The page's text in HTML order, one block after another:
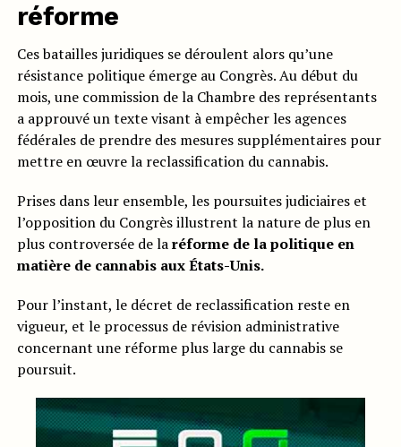
réforme
Ces batailles juridiques se déroulent alors qu’une
résistance politique émerge au Congrès. Au début du
mois, une commission de la Chambre des représentants
a approuvé un texte visant à empêcher les agences
fédérales de prendre des mesures supplémentaires pour
mettre en œuvre la reclassification du cannabis.
Prises dans leur ensemble, les poursuites judiciaires et
l’opposition du Congrès illustrent la nature de plus en
plus controversée de laréforme de la politique en
matière de cannabis aux États-Unis.
Pour l’instant, le décret de reclassification reste en
vigueur, et le processus de révision administrative
concernant une réforme plus large du cannabis se
poursuit.